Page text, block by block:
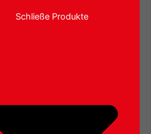
Schließe Produkte